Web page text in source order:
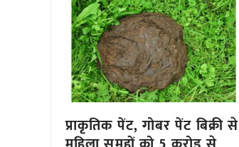
प्राकृतिक पेंट, गोबर पेंट बिक्री से